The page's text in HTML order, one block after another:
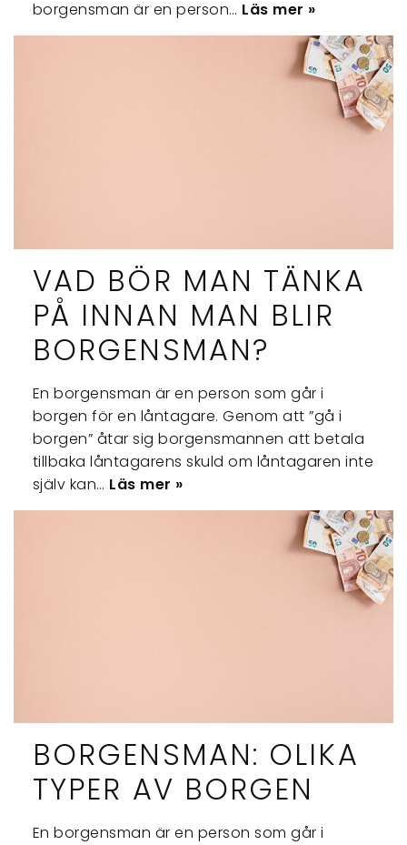
borgensman är en person… Läs mer »
VAD BÖR MAN TÄNKA
PÅ INNAN MAN BLIR
BORGENSMAN?
En borgensman är en person som går i
borgen för en låntagare. Genom att ”gå i
borgen” åtar sig borgensmannen att betala
tillbaka låntagarens skuld om låntagaren inte
själv kan… Läs mer »
BORGENSMAN: OLIKA
TYPER AV BORGEN
En borgensman är en person som går i